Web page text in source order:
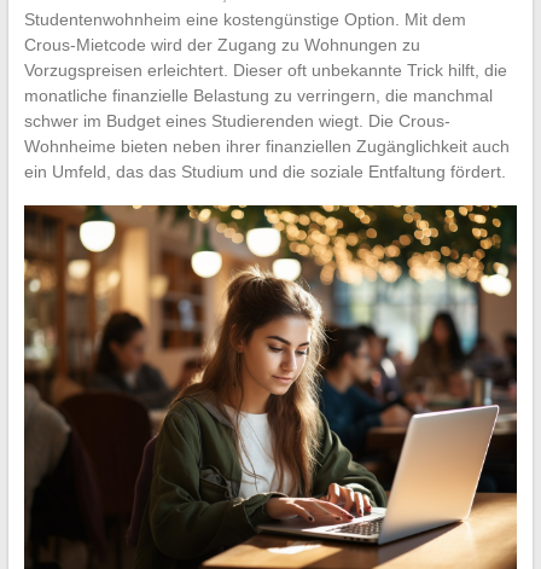
Studentenwohnheim eine kostengünstige Option. Mit dem
Crous-Mietcode wird der Zugang zu Wohnungen zu
Vorzugspreisen erleichtert. Dieser oft unbekannte Trick hilft, die
monatliche finanzielle Belastung zu verringern, die manchmal
schwer im Budget eines Studierenden wiegt. Die Crous-
Wohnheime bieten neben ihrer finanziellen Zugänglichkeit auch
ein Umfeld, das das Studium und die soziale Entfaltung fördert.